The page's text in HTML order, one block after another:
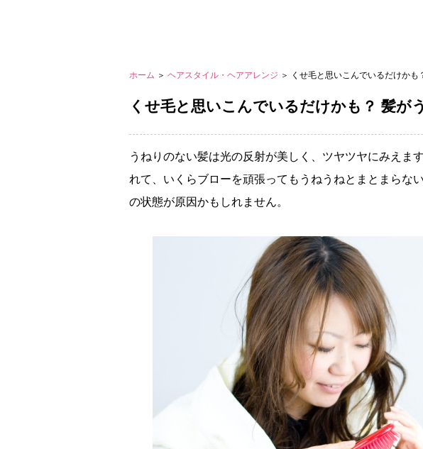
ホーム ＞ ヘアスタイル・ヘアアレンジ ＞ くせ毛と思いこんでいるだけか
くせ毛と思いこんでいるだけかも？ 髪が
うねりのない髪は光の反射が美しく、ツヤツヤにみえま
れて、いくらブローを頑張ってもうねうねとまとまらな
の状態が原因かもしれません。